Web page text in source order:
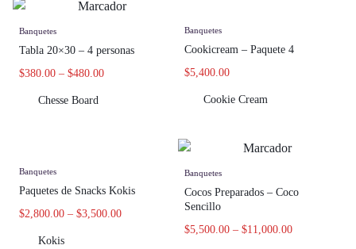
Banquetes
Tabla 20×30 – 4 personas
$380.00 – $480.00
Chesse Board
Banquetes
Cookicream – Paquete 4
$5,400.00
Cookie Cream
Banquetes
Paquetes de Snacks Kokis
$2,800.00 – $3,500.00
Kokis
Banquetes
Cocos Preparados – Coco
Sencillo
$5,500.00 – $11,000.00